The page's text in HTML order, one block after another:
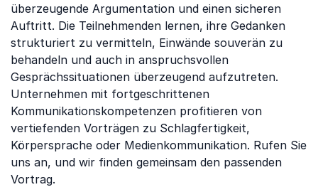
überzeugende Argumentation und einen sicheren
Auftritt. Die Teilnehmenden lernen, ihre Gedanken
strukturiert zu vermitteln, Einwände souverän zu
behandeln und auch in anspruchsvollen
Gesprächssituationen überzeugend aufzutreten.
Unternehmen mit fortgeschrittenen
Kommunikationskompetenzen profitieren von
vertiefenden Vorträgen zu Schlagfertigkeit,
Körpersprache oder Medienkommunikation. Rufen Sie
uns an, und wir finden gemeinsam den passenden
Vortrag.